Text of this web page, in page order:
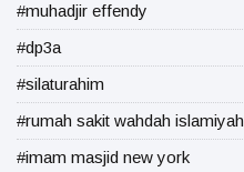
#muhadjir effendy
#dp3a
#silaturahim
#rumah sakit wahdah islamiyah
#imam masjid new york